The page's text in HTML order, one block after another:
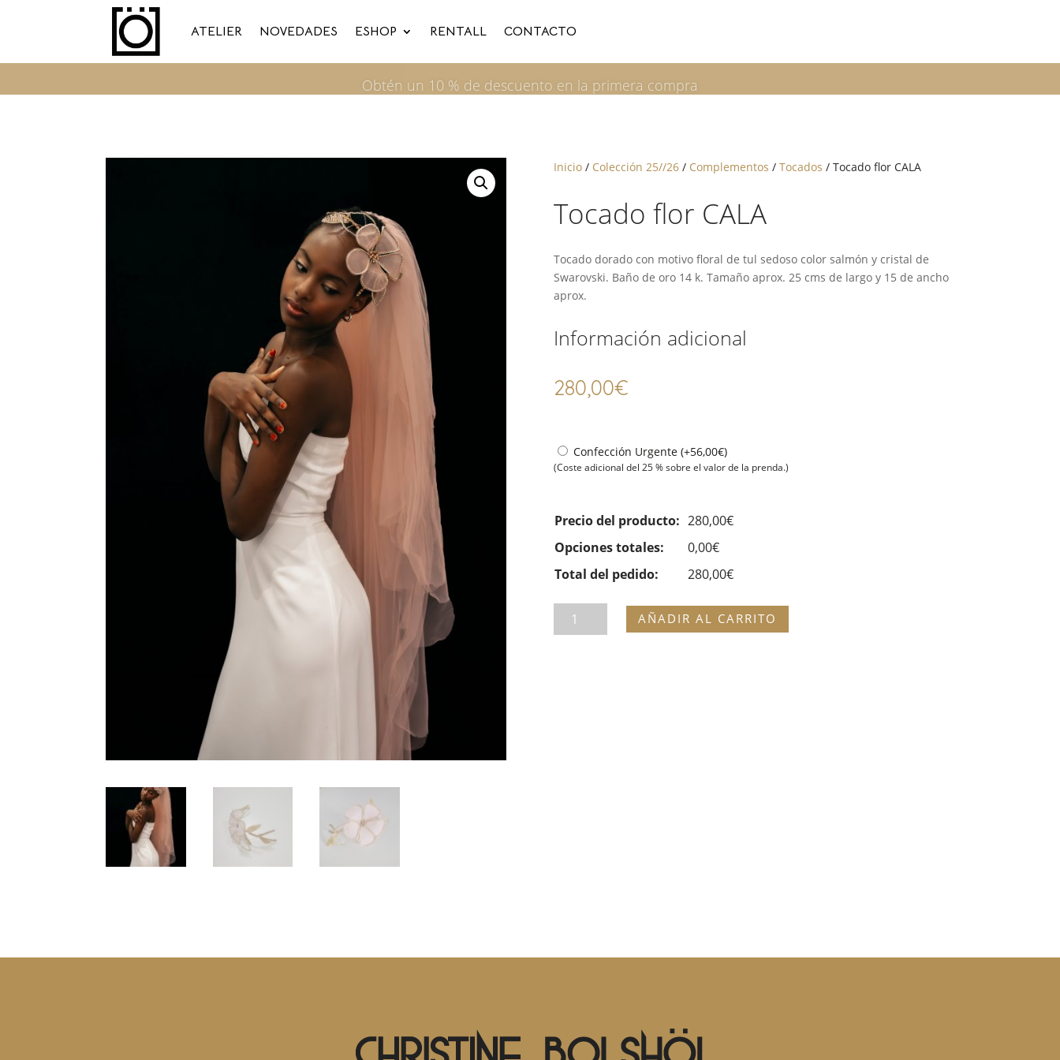
ATELIER NOVEDADES ESHOP RENTALL CONTACTO
Inicio/ Colección 25//26/ Complementos / Tocados / Tocado flor CALA
Tocado flor CALA
Tocado dorado con motivo floral de tul sedoso color salmón y cristal de
Swarovski. Baño de oro 14 k. Tamaño aprox. 25 cms de largo y 15 de ancho
aprox.
Información adicional
280,00€
Confección Urgente (+56,00€)
(Coste adicional del 25 % sobre el valor de la prenda.)
Precio del producto: 280,00€
Opciones totales:
0,00€
Total del pedido:
280,00€
Tocado
AÑADIR AL CARRITO